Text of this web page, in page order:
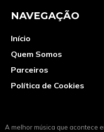
NAVEGAÇÃO
Início
Quem Somos
Parceiros
Política de Cookies
A melhor música que acontece